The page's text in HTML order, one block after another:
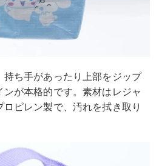
ち手があったり上部をジップ
が本格的です。素材はレジャ
ピレン製で、汚れを拭き取り